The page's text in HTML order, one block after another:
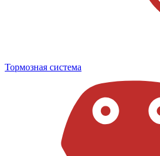
Тормозная система